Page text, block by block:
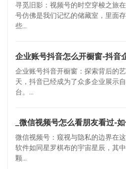
寻觅旧影：视频号的时空穿梭之旅
号仿佛是我们记忆的储藏室，里面
些...
企业账号抖音怎么开橱窗-抖音
企业账号抖音开橱窗：探索背后的
天，抖音已经成为了众多企业展示
台。...
_微信视频号怎么看朋友看过-
微信视频号：窥视与隐私的边界在
软件如同星罗棋布的宇宙星辰，其
颗...